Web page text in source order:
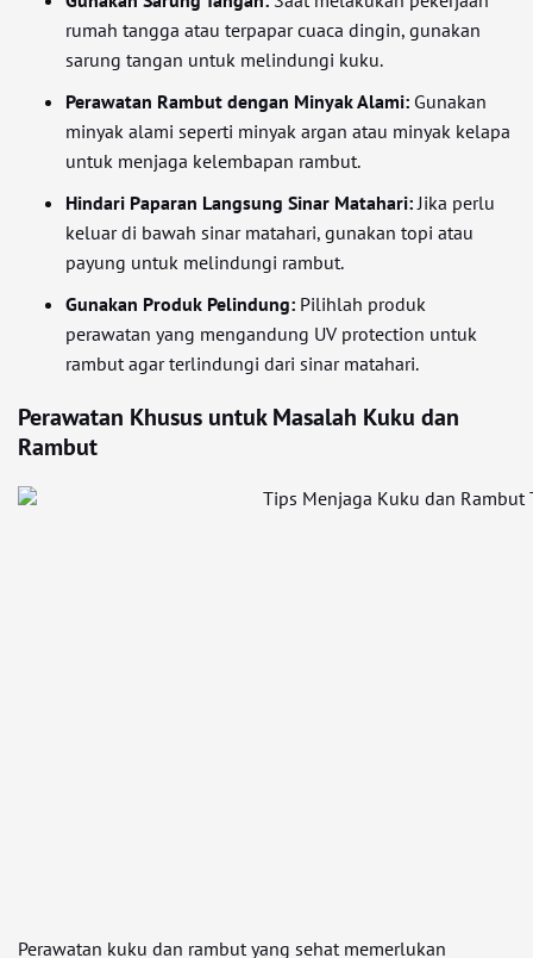
rumah tangga atau terpapar cuaca dingin, gunakan
sarung tangan untuk melindungi kuku.
Perawatan Rambut dengan Minyak Alami: Gunakan
minyak alami seperti minyak argan atau minyak kelapa
untuk menjaga kelembapan rambut.
Hindari Paparan Langsung Sinar Matahari:Jika perlu
keluar di bawah sinar matahari, gunakan topi atau
payung untuk melindungi rambut.
Gunakan Produk Pelindung: Pilihlah produk
perawatan yang mengandung UV protection untuk
rambut agar terlindungi dari sinar matahari.
Perawatan Khusus untuk Masalah Kuku dan
Rambut
Perawatan kuku dan rambut yang sehat memerlukan